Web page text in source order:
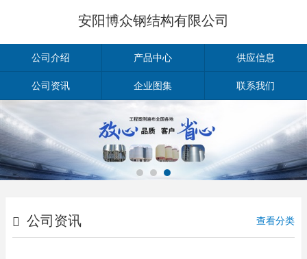
安阳博众钢结构有限公司
公司介绍 产品中心 供应信息
公司资讯 企业图集 联系我们
公司资讯 查看分类